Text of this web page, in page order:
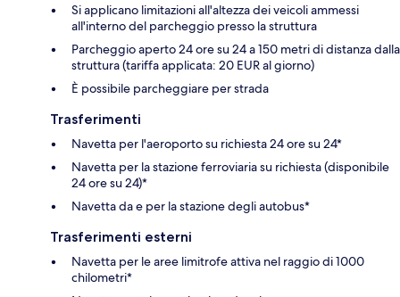
Si applicano limitazioni all'altezza dei veicoli ammessi
all'interno del parcheggio presso la struttura
Parcheggio aperto 24 ore su 24 a 150 metri di distanza dalla
struttura (tariffa applicata: 20 EUR al giorno)
È possibile parcheggiare per strada
Trasferimenti
Navetta per l'aeroporto su richiesta 24 ore su 24*
Navetta per la stazione ferroviaria su richiesta (disponibile
24 ore su 24)*
Navetta da e per la stazione degli autobus*
Trasferimenti esterni
Navetta per le aree limitrofe attiva nel raggio di 1000
chilometri*